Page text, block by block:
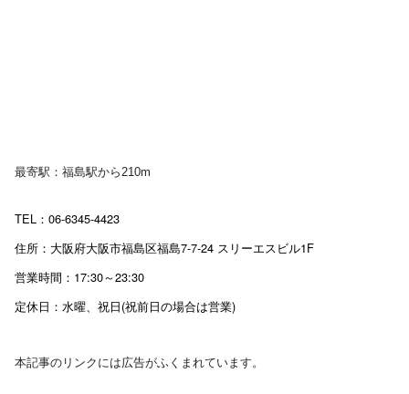
最寄駅：福島駅から210m
TEL：06-6345-4423
住所：大阪府大阪市福島区福島7-7-24 スリーエスビル1F
営業時間：17:30～23:30
定休日：水曜、祝日(祝前日の場合は営業)
本記事のリンクには広告がふくまれています。